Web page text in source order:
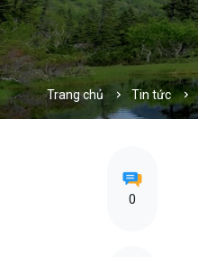
Trang chủ Tin tức
0